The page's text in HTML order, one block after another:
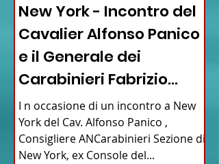
New York - Incontro del
Cavalier Alfonso Panico
e il Generale dei
Carabinieri Fabrizio
Parrulli
I n occasione di un incontro a New
York del Cav. Alfonso Panico ,
Consigliere ANCarabinieri Sezione di
New York, ex Console del...